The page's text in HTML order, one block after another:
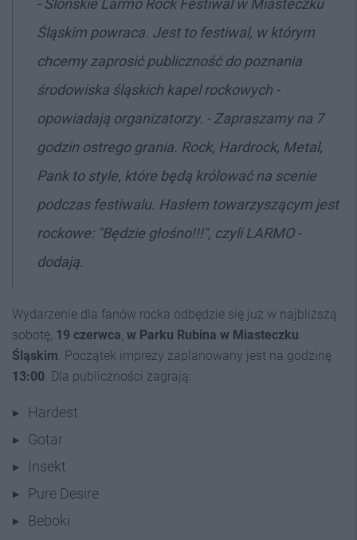
Śląskim powraca. Jest to festiwal, w którym
chcemy zaprosić publiczność do poznania
środowiska śląskich kapel rockowych -
opowiadają organizatorzy. - Zapraszamy na 7
godzin ostrego grania. Rock, Hardrock, Metal,
Pank to style, które będą królować na scenie
podczas festiwalu. Hasłem towarzyszącym jest
rockowe: "Będzie głośno!!!", czyli LARMO -
dodają.
Wydarzenie dla fanów rocka odbędzie się już w najbliższą
sobotę, 19 czerwca w Parku Rubina w Miasteczku
Śląskim . Początek imprezy zaplanowany jest na godzinę
13:00 . Dla publiczności zagrają:
Hardest
Gotar
Insekt
Pure Desire
Beboki